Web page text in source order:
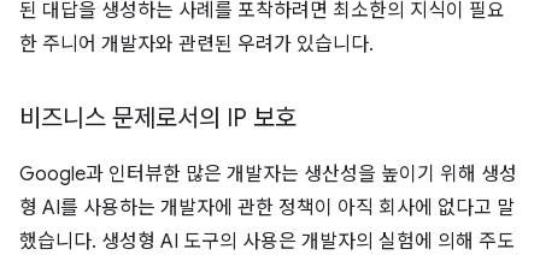
된 대답을 생성하는 사례를 포착하려면 최소한의 지식이 필요
한 주니어 개발자와 관련된 우려가 있습니다.
비즈니스 문제로서의 IP 보호
Google과 인터뷰한 많은 개발자는 생산성을 높이기 위해 생성
형 AI를 사용하는 개발자에 관한 정책이 아직 회사에 없다고 말
했습니다. 생성형 AI 도구의 사용은 개발자의 실험에 의해 주도